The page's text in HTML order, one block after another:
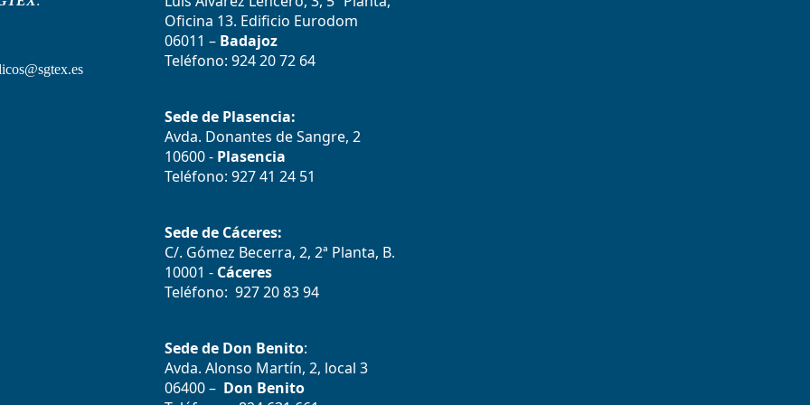
Oficina 13. Edificio Eurodom
06011 – Badajoz
Teléfono: 924 20 72 64
Sede de Plasencia:
Avda. Donantes de Sangre, 2
10600 -Plasencia
Teléfono: 927 41 24 51
Sede de Cáceres:
C/. Gómez Becerra, 2, 2ª Planta, B.
10001 -Cáceres
Teléfono: 927 20 83 94
Sede de Don Benito:
Avda. Alonso Martín, 2, local 3
06400 – Don Benito